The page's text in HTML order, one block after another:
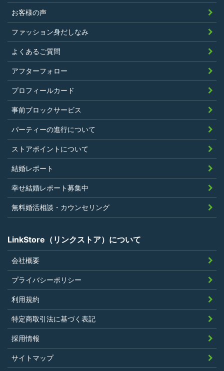
正行為、ストーカー行為、クレジットカ
ードの不正利用その他問題のある行為を
したことがないこと
暴力団等の反社会的勢力の関係者でな
く、また、法令違反あるいは公序良俗違
反行為等反社会的活動を行ったことがな
いこと
当社の独自の裁量によりLinkStoreの運営
上問題があると判断されたことがないこ
と
過去に会員登録を抹消されたり、利用停
止処分を受けたことがないこと
当社の提供するサービスと同一または類
似のサービスを提供することを業とする
法人または個人若しくはそれらの従業者
でないこと
利用者は、本規約に違反することなく、
LinkStoreを利用することにより、当社が定
める基準に従ったポイントの付与を受けるこ
とができます。
その他、キャンペーンなど当社の判断により
随時ポイントの付与をすることがあります。
お客様の声
ファッション身だしなみ
よくあるご質問
アフターフォロー
プロフィールカード
事前ブロックサービス
パーティーの進行について
ストアポイントについて
結婚レポート
幸せ結婚レポート募集中
無料婚活相談・カウンセリング
LinkStore（リンクストア）について
会社概要
プライバシーポリシー
利用規約
特定商取引法に基づく表記
採用情報
サイトマップ